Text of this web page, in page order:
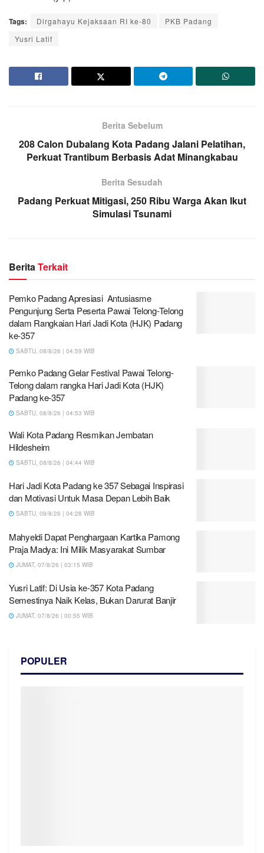
Tags: Dirgahayu Kejaksaan RI ke-80
PKB Padang
Yusri Latif
Berita Sebelum
208 Calon Dubalang Kota Padang Jalani Pelatihan,
Perkuat Trantibum Berbasis Adat Minangkabau
Berita Sesudah
Padang Perkuat Mitigasi, 250 Ribu Warga Akan Ikut
Simulasi Tsunami
BeritaTerkait
Pemko Padang Apresiasi Antusiasme
Pengunjung Serta Peserta Pawai Telong-Telong
dalam Rangkaian Hari Jadi Kota (HJK) Padang
ke-357
SABTU, 08/8/26 | 04:59 WIB
Pemko Padang Gelar Festival Pawai Telong-
Telong dalam rangka Hari Jadi Kota (HJK)
Padang ke-357
SABTU, 08/8/26 | 04:53 WIB
Wali Kota Padang Resmikan Jembatan
Hildesheim
SABTU, 08/8/26 | 04:44 WIB
Hari Jadi Kota Padang ke 357 Sebagai Inspirasi
dan Motivasi Untuk Masa Depan Lebih Baik
SABTU, 08/8/26 | 04:28 WIB
Mahyeldi Dapat Penghargaan Kartika Pamong
Praja Madya: Ini Milik Masyarakat Sumbar
JUMAT, 07/8/26 | 03:15 WIB
Yusri Latif: Di Usia ke-357 Kota Padang
Semestinya Naik Kelas, Bukan Darurat Banjir
JUMAT, 07/8/26 | 00:55 WIB
POPULER